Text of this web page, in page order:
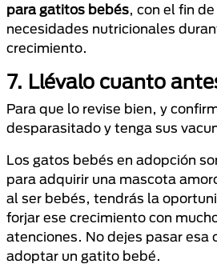
para gatitos bebés, con el fin
necesidades nutricionales
crecimiento.
7. Llévalo cuanto
Para que lo revise bien, y
desparasitado y tenga sus
Los gatos bebés en adopción
para adquirir una mascota
al ser bebés, tendrás la
forjar ese crecimiento con
atenciones. No dejes pasar esa
adoptar un gatito bebé.